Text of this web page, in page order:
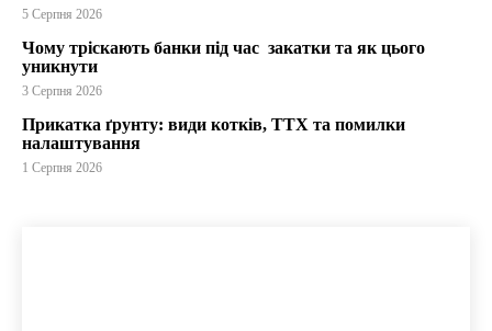
5 Серпня 2026
Чому тріскають банки під час закатки та як цього
уникнути
3 Серпня 2026
Прикатка ґрунту: види котків, ТТХ та помилки
налаштування
1 Серпня 2026